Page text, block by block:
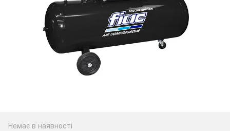
Немає в наявності